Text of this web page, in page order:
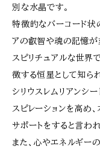
別な水晶です。
特徴的なバーコード状
アの叡智や魂の記憶が
スピリチュアルな世界
徴する恒星として知ら
シリウスレムリアンシ
スピレーションを高め
サポートをすると言わ
また、心やエネルギー